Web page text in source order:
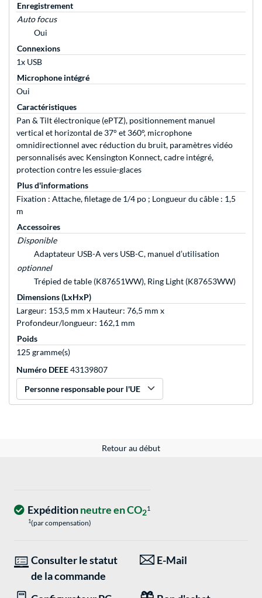
Enregistrement
Auto focus
Oui
Connexions
1x USB
Microphone intégré
Oui
Caractéristiques
Pan & Tilt électronique (ePTZ), positionnement manuel
vertical et horizontal de 37° et 360°, microphone
omnidirectionnel avec réduction du bruit, paramètres vidéo
personnalisés avec Kensington Konnect, cadre intégré,
protection contre les essuie-glaces
Plus d'informations
Fixation : Attache, filetage de 1/4 po ; Longueur du câble : 1,5
m
Accessoires
Disponible
Adaptateur USB-A vers USB-C, manuel d’utilisation
optionnel
Trépied de table (K87651WW), Ring Light (K87653WW)
Dimensions (LxHxP)
Largeur: 153,5 mm x Hauteur: 76,5 mm x
Profondeur/longueur: 162,1 mm
Poids
125 gramme(s)
Numéro DEEE43139807
Personne responsable pour l'UE
Retour au début
Expéditionneutre en CO21
1(par compensation)
Consulter le statut
de la commande
E-Mail